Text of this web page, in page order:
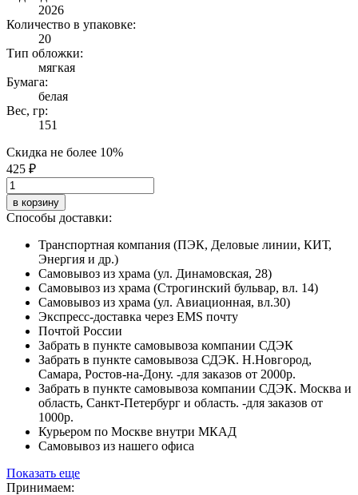
2026
Количество в упаковке:
20
Тип обложки:
мягкая
Бумага:
белая
Вес, гр:
151
Скидка не более 10%
425 ₽
в корзину
Способы доставки:
Транспортная компания (ПЭК, Деловые линии, КИТ,
Энергия и др.)
Самовывоз из храма (ул. Динамовская, 28)
Самовывоз из храма (Строгинский бульвар, вл. 14)
Самовывоз из храма (ул. Авиационная, вл.30)
Экспресс-доставка через EMS почту
Почтой России
Забрать в пункте самовывоза компании СДЭК
Забрать в пункте самовывоза СДЭК. Н.Новгород,
Самара, Ростов-на-Дону. -для заказов от 2000р.
Забрать в пункте самовывоза компании СДЭК. Москва и
область, Санкт-Петербург и область. -для заказов от
1000р.
Курьером по Москве внутри МКАД
Самовывоз из нашего офиса
Показать еще
Принимаем: